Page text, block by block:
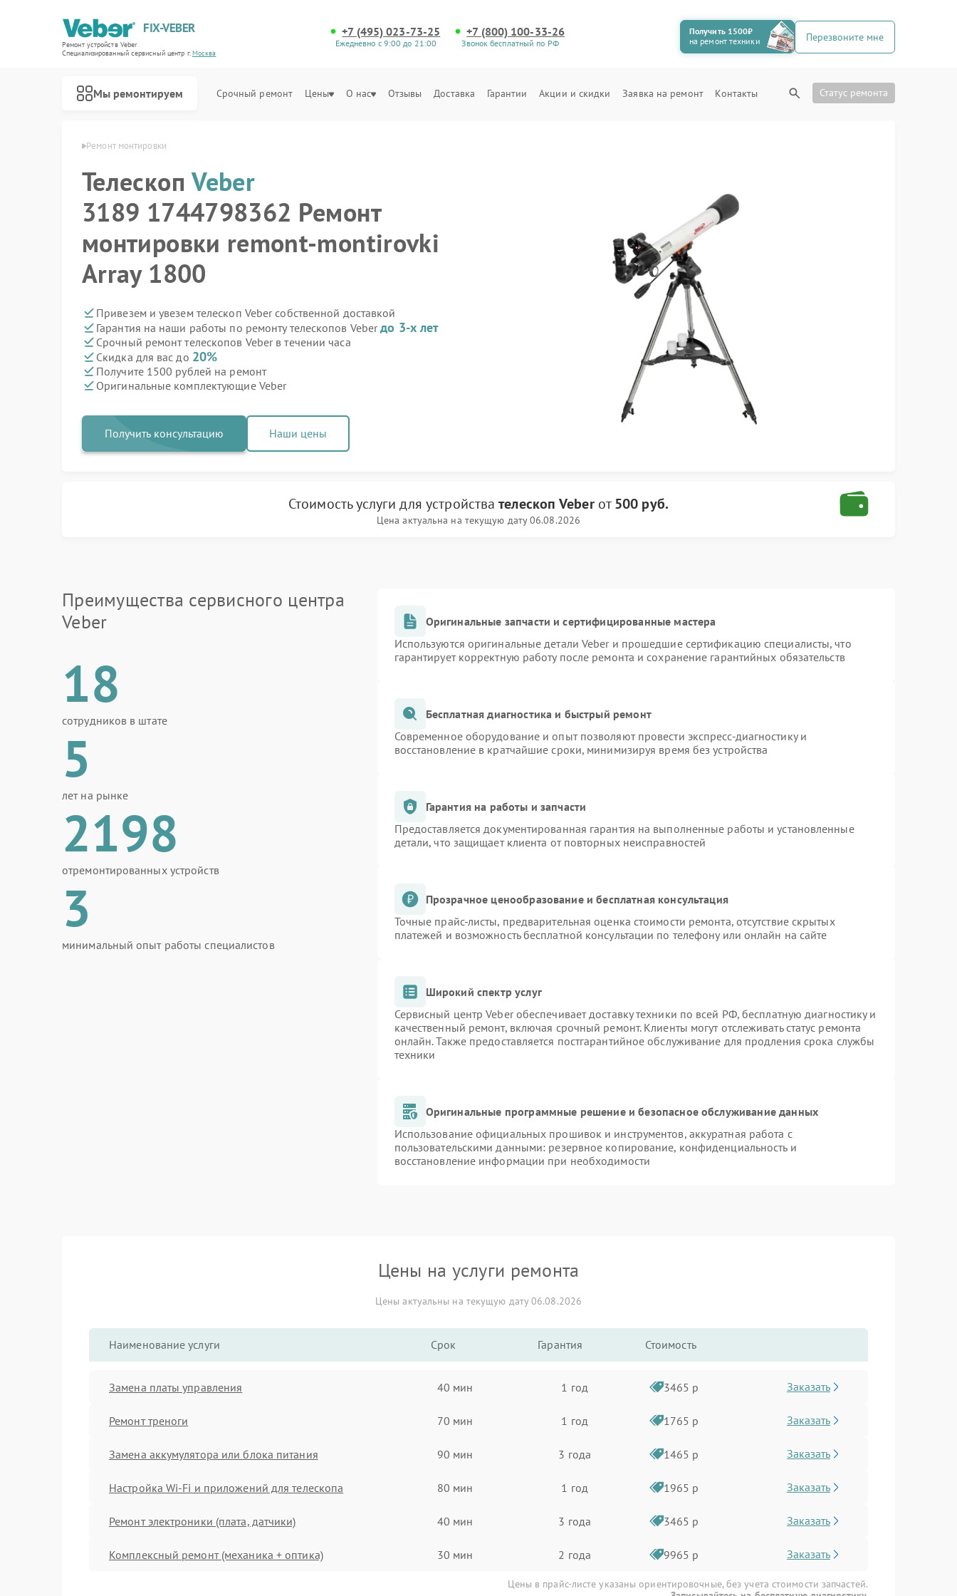
FIX-VEBER
Ремонт устройств Veber
Специализированный cервисный центр г.Москва
+7 (495) 023-73-25
Ежедневно с 9:00 до 21:00
+7 (800) 100-33-26
Звонок бесплатный по РФ
Получить 1500₽
на ремонт техники
Перезвоните мне
Мы ремонтируем Срочный ремонт Цены О нас Отзывы Доставка Гарантии Акции и скидки Заявка на ремонт Контакты Статус ремонта
Телескоп Veber Ремонт монтировки
ТелескопVeber
3189 1744798362 Ремонт
монтировки remont-montirovki
Array 1800
Привезем и увезем телескоп Veber собственной доставкой
Гарантия на наши работы по ремонту телескопов Veberдо 3-х лет
Срочный ремонт телескопов Veber в течении часа
Скидка для вас до 20%
Получите 1500 рублей на ремонт
Оригинальные комплектующие Veber
Получить консультацию Наши цены
Стоимость услуги для устройствателескоп Veberот500 руб.
Цена актуальна на текущую дату 06.08.2026
Преимущества сервисного центра
Veber
18
сотрудников в штате
5
лет на рынке
2198
отремонтированных устройств
3
минимальный опыт работы специалистов
Оригинальные запчасти и сертифицированные мастера
Используются оригинальные детали Veber и прошедшие сертификацию специалисты, что
гарантирует корректную работу после ремонта и сохранение гарантийных обязательств
Бесплатная диагностика и быстрый ремонт
Современное оборудование и опыт позволяют провести экспресс-диагностику и
восстановление в кратчайшие сроки, минимизируя время без устройства
Гарантия на работы и запчасти
Предоставляется документированная гарантия на выполненные работы и установленные
детали, что защищает клиента от повторных неисправностей
Прозрачное ценообразование и бесплатная консультация
Точные прайс-листы, предварительная оценка стоимости ремонта, отсутствие скрытых
платежей и возможность бесплатной консультации по телефону или онлайн на сайте
Широкий спектр услуг
Сервисный центр Veber обеспечивает доставку техники по всей РФ, бесплатную диагностику и
качественный ремонт, включая срочный ремонт. Клиенты могут отслеживать статус ремонта
онлайн. Также предоставляется постгарантийное обслуживание для продления срока службы
техники
Оригинальные программные решение и безопасное обслуживание данных
Использование официальных прошивок и инструментов, аккуратная работа с
пользовательскими данными: резервное копирование, конфиденциальность и
восстановление информации при необходимости
Цены на услуги ремонта
Цены актуальны на текущую дату 06.08.2026
Наименование услуги Срок Гарантия Стоимость
Замена платы управления 40 мин 1 год 3465 р Заказать
Ремонт треноги 70 мин 1 год 1765 р Заказать
Замена аккумулятора или блока питания 90 мин 3 года 1465 р Заказать
Настройка Wi-Fi и приложений для телескопа 80 мин 1 год 1965 р Заказать
Ремонт электроники (плата, датчики) 40 мин 3 года 3465 р Заказать
Комплексный ремонт (механика + оптика) 30 мин 2 года 9965 р Заказать
Цены в прайс-листе указаны ориентировочные, без учета стоимости запчастей.